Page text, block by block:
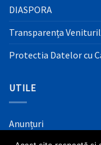
DIASPORA
Transparența
Protectia Datelor cu
UTILE
Anunțuri